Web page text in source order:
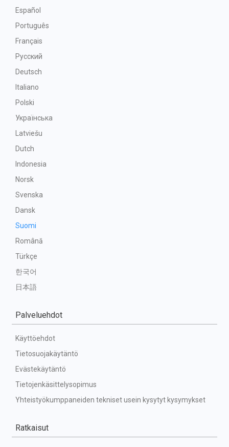
Español
Português
Français
Русский
Deutsch
Italiano
Polski
Українська
Latviešu
Dutch
Indonesia
Norsk
Svenska
Dansk
Suomi
Română
Türkçe
한국어
日本語
Palveluehdot
Käyttöehdot
Tietosuojakäytäntö
Evästekäytäntö
Tietojenkäsittelysopimus
Yhteistyökumppaneiden tekniset usein kysytyt kysymykset
Ratkaisut